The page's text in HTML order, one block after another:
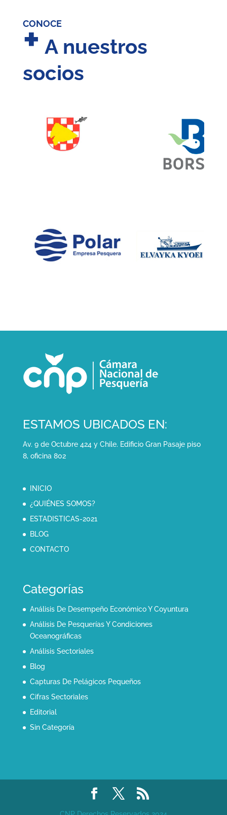
CONOCE
+A nuestros
socios
ESTAMOS UBICADOS EN:
Av. 9 de Octubre 424 y Chile. Edificio Gran Pasaje piso
8, oficina 802
INICIO
¿QUIÉNES SOMOS?
ESTADISTICAS-2021
BLOG
CONTACTO
Categorías
Análisis De Desempeño Económico Y Coyuntura
Análisis De Pesquerías Y Condiciones
Oceanográficas
Análisis Sectoriales
Blog
Capturas De Pelágicos Pequeños
Cifras Sectoriales
Editorial
Sin Categoría